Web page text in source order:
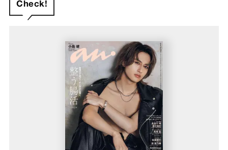
Check!